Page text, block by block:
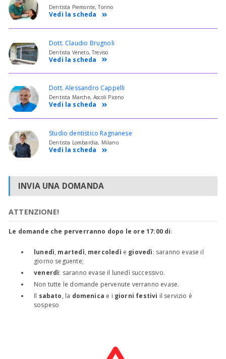
Dentista Piemonte, Torino
Vedi la scheda
Dott. Claudio Brugnoli
Dentista Veneto, Treviso
Vedi la scheda
Dott. Alessandro Cappelli
Dentista Marche, Ascoli Piceno
Vedi la scheda
Studio dentistico Ragnanese
Dentista Lombardia, Milano
Vedi la scheda
INVIA UNA DOMANDA
ATTENZIONE!
Le domande che perverranno dopo le ore 17:00 di:
lunedì, martedì, mercoledì e giovedì: saranno evase il
giorno seguente;
venerdì: saranno evase il lunedì successivo.
Non tutte le domande pervenute verranno evase.
Il sabato, la domenica e i giorni festivi il servizio è
sospeso